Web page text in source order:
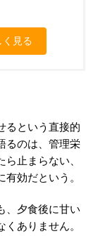
見る
るという直接的
るのは、管理栄
止まらない、
効だという。
、夕食後に甘い
ありません。